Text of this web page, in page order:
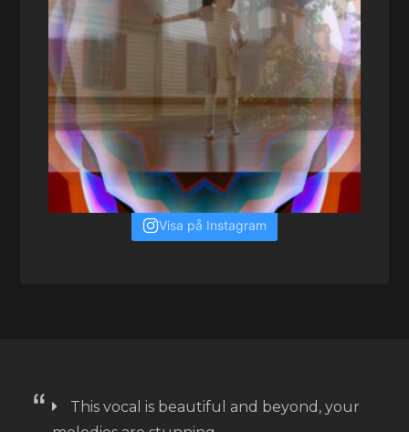
Visa på Instagram
This vocal is beautiful and beyond, your